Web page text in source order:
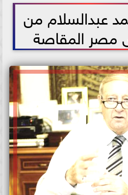
عبدالسلام من
مصر المقاصة